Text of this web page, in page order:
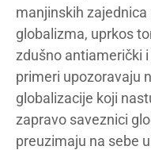
manjinskih
globalizma, uprkos
zdušno antiamerički
primeri upozoravaju
globalizacije koji
zapravo saveznici
preuzimaju na sebe